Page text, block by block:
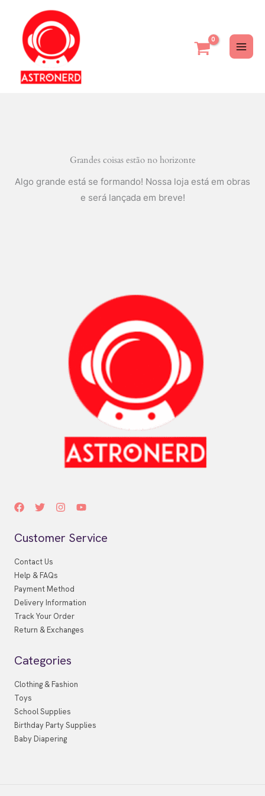
conteúdo
Grandes coisas estão no horizonte
Algo grande está se formando! Nossa loja está em obras
e será lançada em breve!
Customer Service
Contact Us
Help & FAQs
Payment Method
Delivery Information
Track Your Order
Return & Exchanges
Categories
Clothing & Fashion
Toys
School Supplies
Birthday Party Supplies
Baby Diapering